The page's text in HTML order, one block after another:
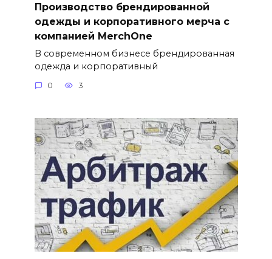
Производство брендированной
одежды и корпоративного мерча с
компанией MerchOne
В современном бизнесе брендированная
одежда и корпоративный
0 3